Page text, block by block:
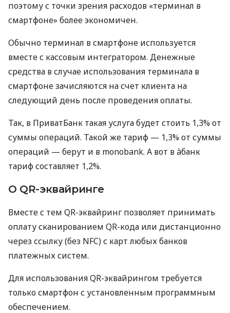
поэтому с точки зрения расходов «терминал в
смартфоне» более экономичен.
Обычно терминал в смартфоне используется
вместе с кассовым интегратором. Денежные
средства в случае использования терминала в
смартфоне зачисляются на счет клиента на
следующий день после проведения оплаты.
Так, в ПриватБанк такая услуга будет стоить 1,3% от
суммы операций. Такой же тариф — 1,3% от суммы
операций — берут и в monobank. А вот в àбанк
тариф составляет 1,2%.
О QR-эквайринге
Вместе с тем QR-эквайринг позволяет принимать
оплату сканированием QR-кода или дистанционно
через ссылку (без NFC) с карт любых банков
платежных систем.
Для использования QR-эквайрингом требуется
только смартфон с установленным программным
обеспечением.